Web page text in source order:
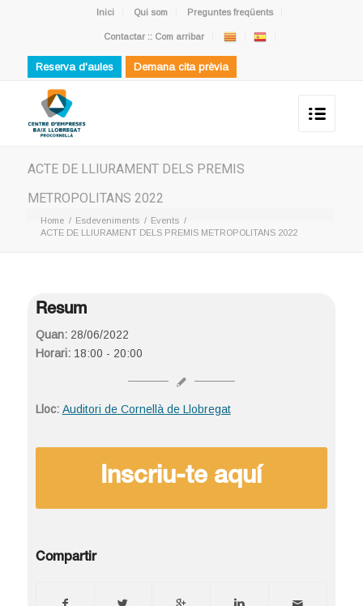
Inici Qui som Preguntes freqüents
Contactar :: Com arribar
Reserva d'aules Demana cita prèvia
ACTE DE LLIURAMENT DELS PREMIS
METROPOLITANS 2022
Home / Esdeveniments / Events /
ACTE DE LLIURAMENT DELS PREMIS METROPOLITANS 2022
Resum
Quan:28/06/2022
Horari:18:00 - 20:00
Lloc: Auditori de Cornellà de Llobregat
Inscriu-te aquí
Compartir